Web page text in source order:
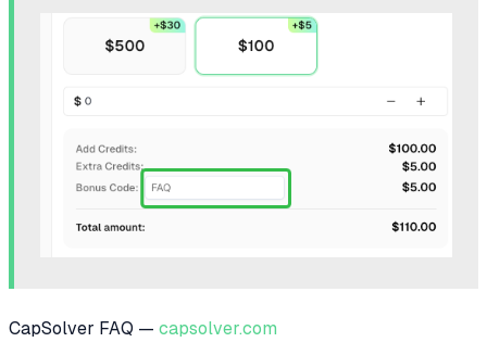
CapSolver FAQ — capsolver.com